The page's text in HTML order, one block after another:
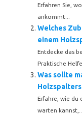
Erfahren Sie,
ankommt...
Welches
einem
Entdecke das
Praktische
Was sollte
Erfahre, wie du
warten kannst,...